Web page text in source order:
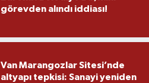
görevden alındı iddiası!
Van Marangozlar Sitesi’nde
altyapı tepkisi: Sanayi yeniden